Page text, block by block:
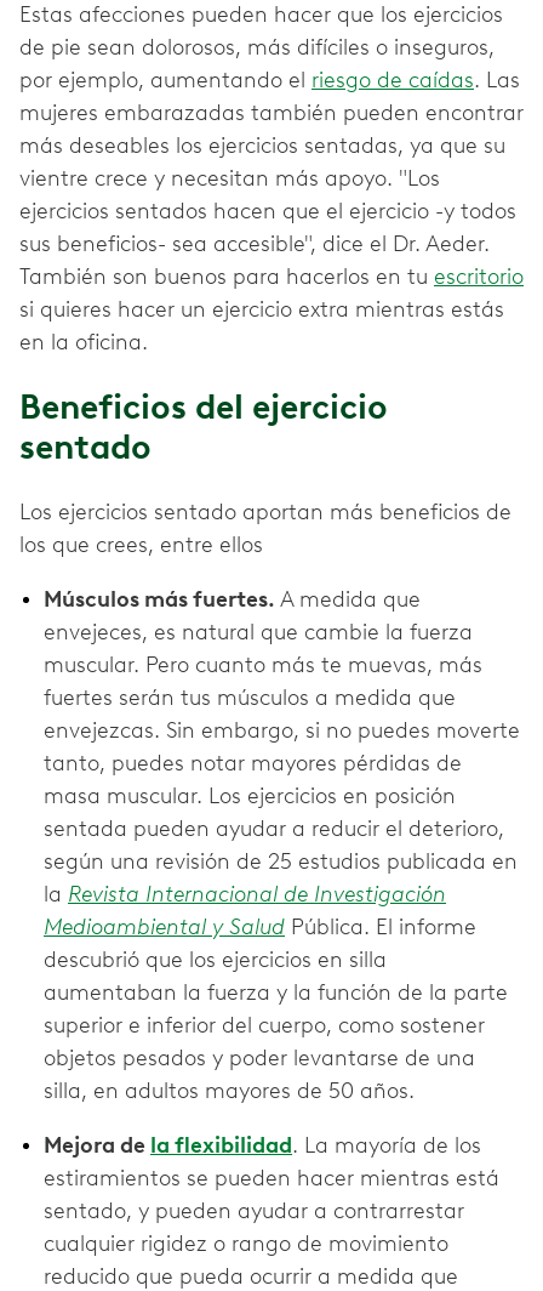
Estas afecciones pueden hacer que los ejercicios
de pie sean dolorosos, más difíciles o inseguros,
por ejemplo, aumentando el riesgo de caídas. Las
mujeres embarazadas también pueden encontrar
más deseables los ejercicios sentadas, ya que su
vientre crece y necesitan más apoyo. "Los
ejercicios sentados hacen que el ejercicio -y todos
sus beneficios- sea accesible", dice el Dr. Aeder.
También son buenos para hacerlos en tu escritorio
si quieres hacer un ejercicio extra mientras estás
en la oficina.
Beneficios del ejercicio
sentado
Los ejercicios sentado aportan más beneficios de
los que crees, entre ellos
Músculos más fuertes. A medida que
envejeces, es natural que cambie la fuerza
muscular. Pero cuanto más te muevas, más
fuertes serán tus músculos a medida que
envejezcas. Sin embargo, si no puedes moverte
tanto, puedes notar mayores pérdidas de
masa muscular. Los ejercicios en posición
sentada pueden ayudar a reducir el deterioro,
según una revisión de 25 estudios publicada en
la Revista Internacional de Investigación
Medioambiental y Salud Pública. El informe
descubrió que los ejercicios en silla
aumentaban la fuerza y la función de la parte
superior e inferior del cuerpo, como sostener
objetos pesados y poder levantarse de una
silla, en adultos mayores de 50 años.
Mejora de la flexibilidad. La mayoría de los
estiramientos se pueden hacer mientras está
sentado, y pueden ayudar a contrarrestar
cualquier rigidez o rango de movimiento
reducido que pueda ocurrir a medida que